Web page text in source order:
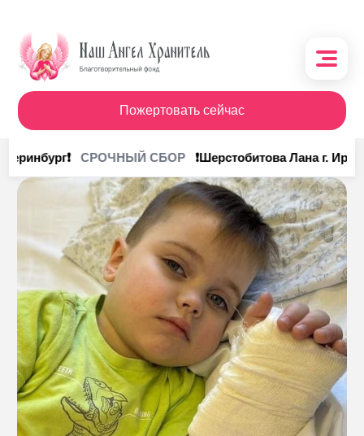
Пожертовать сейчас
О фонде
Поступления
Кому помочь
Кому помогли
Получить помощь
Сотрудничество
Контакты
СРОЧНЫЙ СБОР ❗Шерстобитова Лана г.